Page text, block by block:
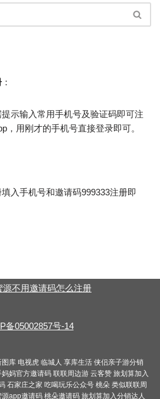
：
提示输入常用手机号及验证码即可注
，用刚才的手机号直接登录即可。
入手机号和邀请码999333注册即
源不用邀请码怎么注册
备05002857号-14
图库 电视虎 临城人 享库生活 侠侣亲子游分销
妈妈官方邀请码 联联周边游 云客赞 旅划算加入
石家庄之家 吃喝玩乐公众号 桃朵 类似联联周
源app邀请码 桃朵邀请码 旅划算加入分销达人